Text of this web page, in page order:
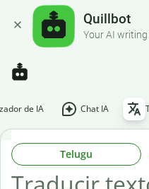
Quillbot
Your AI
de IA Chat IA
Telugu